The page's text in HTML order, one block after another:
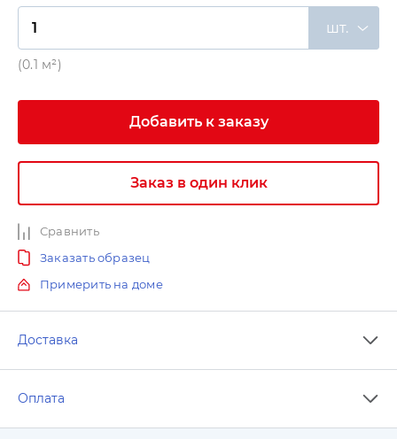
шт.
(0.1 м²)
Добавить к заказу
Заказ в один клик
Сравнить
Заказать образец
Примерить на доме
Доставка
Оплата